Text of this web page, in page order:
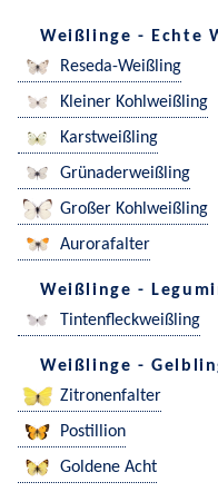
Weißlinge - Echte
Reseda-Weißling
Kleiner Kohlweißling
Karstweißling
Grünaderweißling
Großer Kohlweißling
Aurorafalter
Weißlinge -
Tintenfleckweißling
Weißlinge -
Zitronenfalter
Postillion
Goldene Acht